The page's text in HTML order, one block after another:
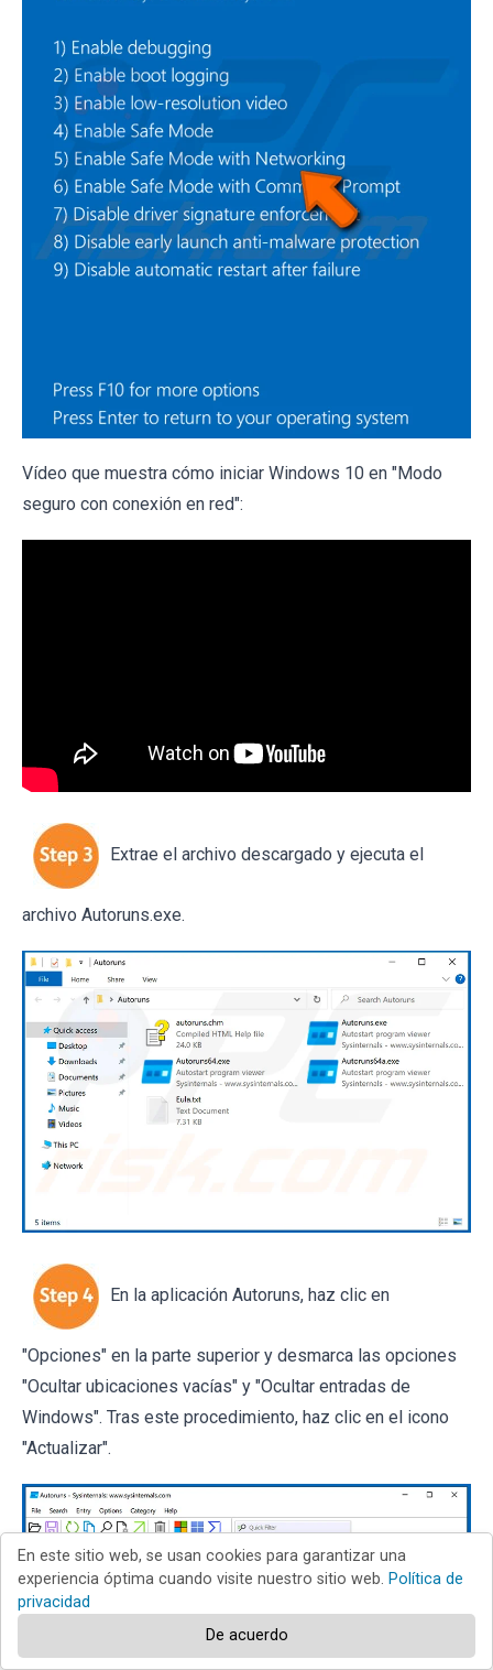
Vídeo que muestra cómo iniciar Windows 10 en "Modo
seguro con conexión en red":
Extrae el archivo descargado y ejecuta el
archivo Autoruns.exe.
En la aplicación Autoruns, haz clic en
"Opciones" en la parte superior y desmarca las opciones
"Ocultar ubicaciones vacías" y "Ocultar entradas de
Windows". Tras este procedimiento, haz clic en el icono
"Actualizar".
En este sitio web, se usan cookies para garantizar una
experiencia óptima cuando visite nuestro sitio web. Política de
privacidad
De acuerdo